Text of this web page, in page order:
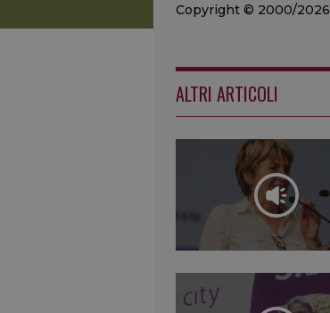
Copyright © 2000/2026
ALTRI ARTICOLI